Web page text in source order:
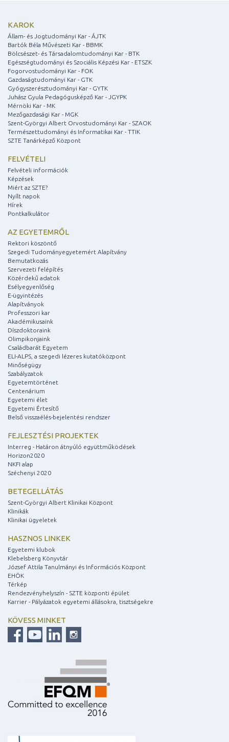
KAROK
Állam- és Jogtudományi Kar - ÁJTK
Bartók Béla Művészeti Kar - BBMK
Bölcsészet- és Társadalomtudományi Kar - BTK
Egészségtudományi és Szociális Képzési Kar - ETSZK
Fogorvostudományi Kar - FOK
Gazdaságtudományi Kar - GTK
Gyógyszerésztudományi Kar - GYTK
Juhász Gyula Pedagógusképző Kar - JGYPK
Mérnöki Kar - MK
Mezőgazdasági Kar - MGK
Szent-Györgyi Albert Orvostudományi Kar - SZAOK
Természettudományi és Informatikai Kar - TTIK
SZTE Tanárképző Központ
FELVÉTELI
Felvételi információk
Képzések
Miért az SZTE?
Nyílt napok
Hírek
Pontkalkulátor
AZ EGYETEMRŐL
Rektori köszöntő
Szegedi Tudományegyetemért Alapítvány
Bemutatkozás
Szervezeti felépítés
Közérdekű adatok
Esélyegyenlőség
E-ügyintézés
Alapítványok
Professzori kar
Akadémikusaink
Díszdoktoraink
Olimpikonjaink
Családbarát Egyetem
ELI-ALPS, a szegedi lézeres kutatóközpont
Minőségügy
Szabályzatok
Egyetemtörténet
Centenárium
Egyetemi élet
Egyetemi Értesítő
Belső visszaélés-bejelentési rendszer
FEJLESZTÉSI PROJEKTEK
Interreg - Határon átnyúló együttműködések
Horizon2020
NKFI alap
Széchenyi 2020
BETEGELLÁTÁS
Szent-Györgyi Albert Klinikai Központ
Klinikák
Klinikai ügyeletek
HASZNOS LINKEK
Egyetemi klubok
Klebelsberg Könyvtár
József Attila Tanulmányi és Információs Központ
EHÖK
Térkép
Rendezvényhelyszín - SZTE központi épület
Karrier - Pályázatok egyetemi állásokra, tisztségekre
KÖVESS MINKET